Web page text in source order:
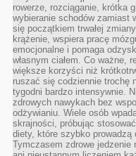
rowerze, rozciąganie, krótka
wybieranie schodów zamiast
się początkiem trwałej
krążenie, wspiera pracę
emocjonalne i pomaga
własnym ciałem. Co ważne,
większe korzyści niż
ruszać się codziennie trochę
tygodni bardzo intensywnie.
zdrowych nawykach bez
odżywianiu. Wiele osób
skrajności, próbując
diety, które szybko prowadzą
Tymczasem zdrowe jedzenie